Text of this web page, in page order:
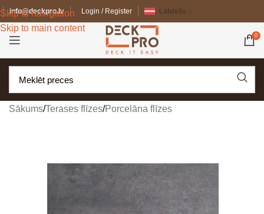
Skip to navigation
Skip to main content
info@deckpro.lv Login / Register Latviešu
0
Sākums/Terases flīzes/Porcelāna flīzes